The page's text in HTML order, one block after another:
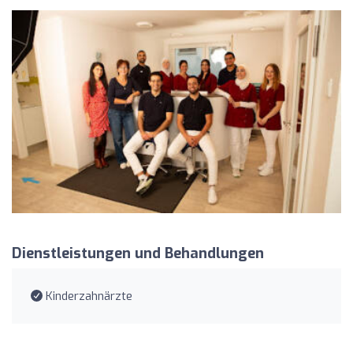
Dienstleistungen und Behandlungen
Kinderzahnärzte